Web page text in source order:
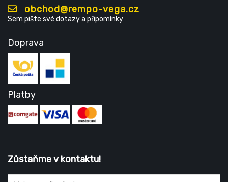
obchod@rempo-vega.cz
Sem pište své dotazy a připomínky
Doprava
Platby
Zůstaňme v kontaktu!